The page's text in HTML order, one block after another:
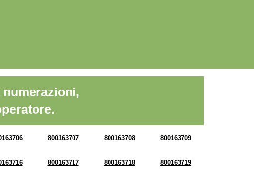
800163707 800163708 800163709
800163717 800163718 800163719